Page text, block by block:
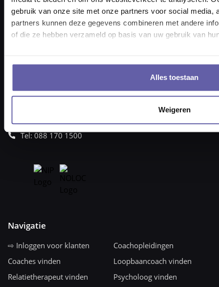
gebruik van onze site met onze partners voor social media,
partners kunnen deze gegevens combineren met andere
of die ze hebben verzameld op basis van uw gebruik van
Alles toestaan
Weigeren
Pieter Braaijweg 203
1114 AJ Amsterdam
Openingstijden: 08.30 – 17.30 uur
KvK-nummer 6817 3717
Tel: 088 170 1500
Navigatie
⇨ Inloggen voor klanten
Coachopleidingen
Coaches vinden
Loopbaancoach vinden
Relatietherapeut vinden
Psycholoog vinden